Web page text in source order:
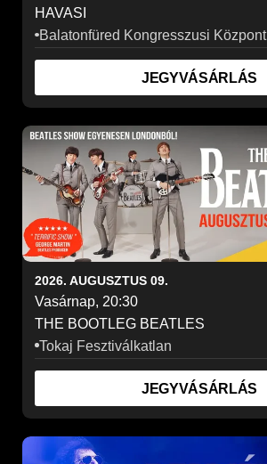
HAVASI
Balatonfüred Kongresszusi Központ
JEGYVÁSÁRLÁS
THE BOOTLEG BEATLES
Tokaj Fesztiválkatlan
2026. AUGUSZTUS 09.
Vasárnap, 20:30
JEGYVÁSÁRLÁS